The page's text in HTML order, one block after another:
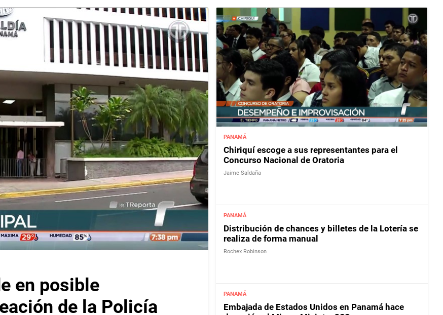
en posible
de la Policía
PANAMÁ
Chiriquí escoge a sus representantes para el
Concurso Nacional de Oratoria
Jaime Saldaña
PANAMÁ
Distribución de chances y billetes de la Lotería se
realiza de forma manual
Rochex Robinson
PANAMÁ
Embajada de Estados Unidos en Panamá hace